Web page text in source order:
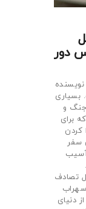
دور
بسیاری
و
برای
کردن
سفر
تصادف
دنیای